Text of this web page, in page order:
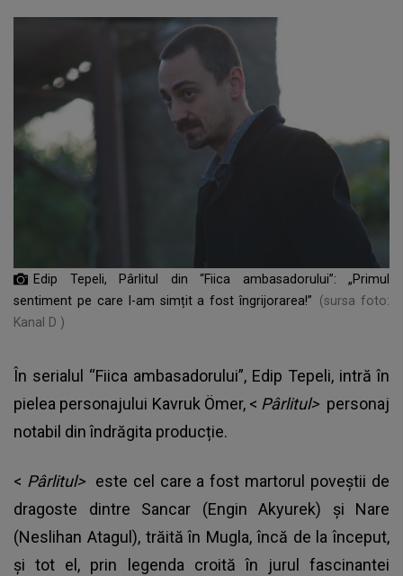
Edip Tepeli, Pârlitul din “Fiica ambasadorului”: „Primul
sentiment pe care l-am simțit a fost îngrijorarea!”
(sursa foto:
Kanal D )
În serialul “Fiica ambasadorului”, Edip Tepeli, intră în
pielea personajului Kavruk Ömer, < Pârlitul> personaj
notabil din îndrăgita producție.
< Pârlitul> este cel care a fost martorul poveștii de
dragoste dintre Sancar (Engin Akyurek) și Nare
(Neslihan Atagul), trăită în Mugla, încă de la început,
și tot el, prin legenda croită în jurul fascinantei